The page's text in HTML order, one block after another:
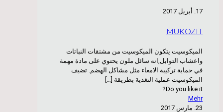
17. أبريل 2017
MUKOZIT
الميكوسيت يتكون الميكوسيت من مشتقات النباتات
واعشاب التوابل,انه سائل ملون يحتوي على مادة مهمة
في حماية تركيبة الامعاء مثل مشاكل الهضم. تضيف
الميكوسيت عملية التغذية بطريقة […]
Do you like it?
Mehr
23. مارس 2017